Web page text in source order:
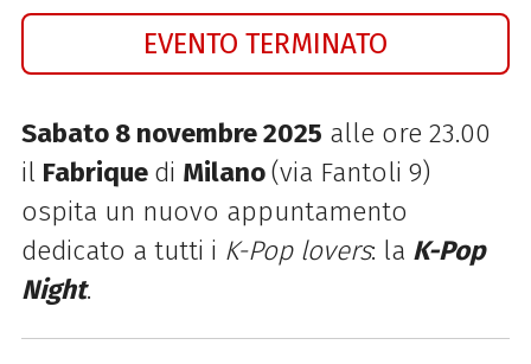
EVENTO TERMINATO
Sabato 8 novembre 2025 alle ore 23.00
il Fabrique di Milano(via Fantoli 9)
ospita un nuovo appuntamento
dedicato a tutti i K-Pop lovers: la K-Pop
Night.